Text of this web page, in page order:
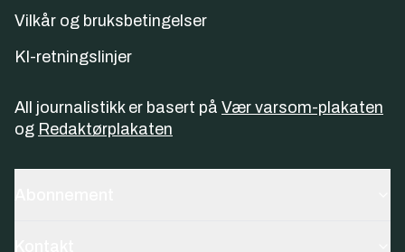
Vilkår og bruksbetingelser
KI-retningslinjer
All journalistikk er basert på Vær varsom-plakaten
og Redaktørplakaten